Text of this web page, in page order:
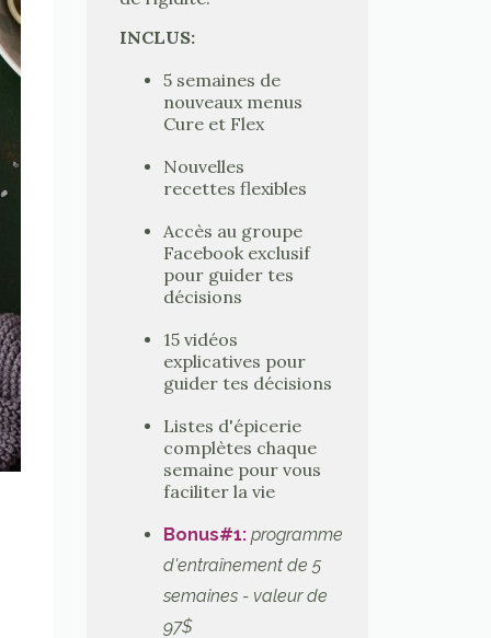
INCLUS:
5 semaines de
nouveaux menus
Cure et Flex
Nouvelles
recettes flexibles
Accès au groupe
Facebook exclusif
pour guider tes
décisions
15 vidéos
explicatives pour
guider tes décisions
Listes d'épicerie
complètes chaque
semaine pour vous
faciliter la vie
Bonus#1: programme
d'entraînement de 5
semaines - valeur de
97$